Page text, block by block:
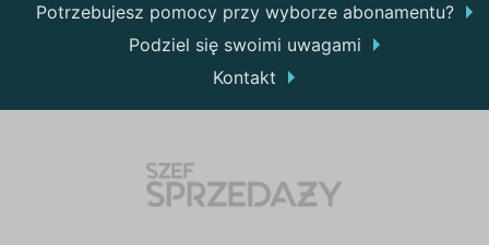
Potrzebujesz pomocy przy wyborze abonamentu?
Podziel się swoimi uwagami
Kontakt